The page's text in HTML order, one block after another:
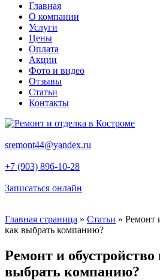
Главная
О компании
Услуги
Цены
Оплата
Акции
Фото и видео
Отзывы
Статьи
Контакты
sremont44@yandex.ru
+7 (903) 896-10-28
Записаться онлайн
Главная страница » Статьи » Ремонт
как выбрать компанию?
Ремонт и
выбрать компанию?